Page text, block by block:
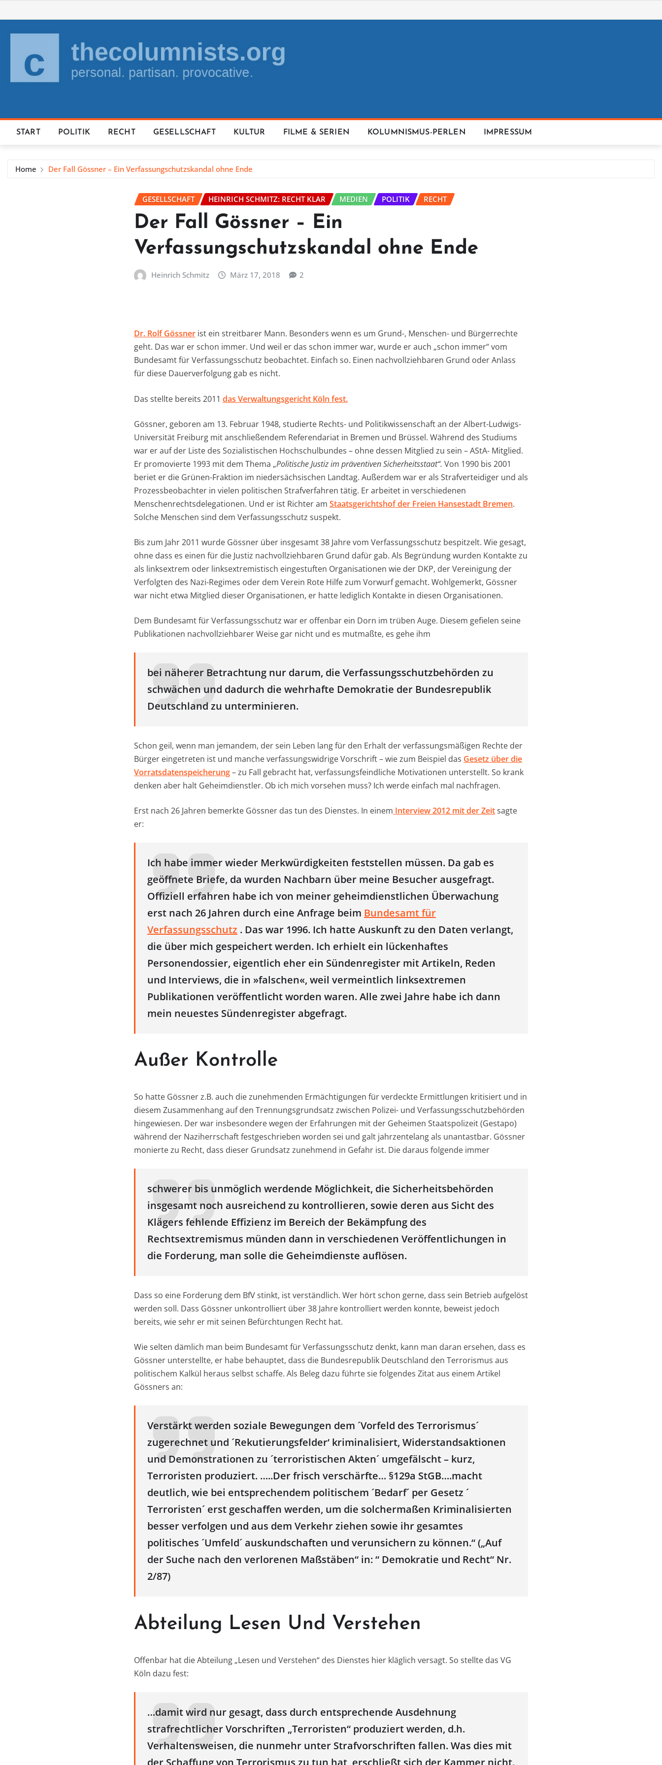
to
content
START POLITIK RECHT GESELLSCHAFT KULTUR FILME & SERIEN KOLUMNISMUS-PERLEN IMPRESSUM
Home Der Fall Gössner – Ein Verfassungschutzskandal ohne Ende
GESELLSCHAFT HEINRICH SCHMITZ: RECHT KLAR MEDIEN POLITIK RECHT
Der Fall Gössner – Ein
Verfassungschutzskandal ohne Ende
Heinrich Schmitz März 17, 2018 2
Dr. Rolf Gössner ist ein streitbarer Mann. Besonders wenn es um Grund-, Menschen- und Bürgerrechte
geht. Das war er schon immer. Und weil er das schon immer war, wurde er auch „schon immer“ vom
Bundesamt für Verfassungsschutz beobachtet. Einfach so. Einen nachvollziehbaren Grund oder Anlass
für diese Dauerverfolgung gab es nicht.
Das stellte bereits 2011 das Verwaltungsgericht Köln fest.
Gössner, geboren am 13. Februar 1948, studierte Rechts- und Politikwissenschaft an der Albert-Ludwigs-
Universität Freiburg mit anschließendem Referendariat in Bremen und Brüssel. Während des Studiums
war er auf der Liste des Sozialistischen Hochschulbundes – ohne dessen Mitglied zu sein – AStA- Mitglied.
Er promovierte 1993 mit dem Thema „Politische Justiz im präventiven Sicherheitsstaat“. Von 1990 bis 2001
beriet er die Grünen-Fraktion im niedersächsischen Landtag. Außerdem war er als Strafverteidiger und als
Prozessbeobachter in vielen politischen Strafverfahren tätig. Er arbeitet in verschiedenen
Menschenrechtsdelegationen. Und er ist Richter am Staatsgerichtshof der Freien Hansestadt Bremen.
Solche Menschen sind dem Verfassungsschutz suspekt.
Bis zum Jahr 2011 wurde Gössner über insgesamt 38 Jahre vom Verfassungsschutz bespitzelt. Wie gesagt,
ohne dass es einen für die Justiz nachvollziehbaren Grund dafür gab. Als Begründung wurden Kontakte zu
als linksextrem oder linksextremistisch eingestuften Organisationen wie der DKP, der Vereinigung der
Verfolgten des Nazi-Regimes oder dem Verein Rote Hilfe zum Vorwurf gemacht. Wohlgemerkt, Gössner
war nicht etwa Mitglied dieser Organisationen, er hatte lediglich Kontakte in diesen Organisationen.
Dem Bundesamt für Verfassungsschutz war er offenbar ein Dorn im trüben Auge. Diesem gefielen seine
Publikationen nachvollziehbarer Weise gar nicht und es mutmaßte, es gehe ihm
bei näherer Betrachtung nur darum, die Verfassungsschutzbehörden zu
schwächen und dadurch die wehrhafte Demokratie der Bundesrepublik
Deutschland zu unterminieren.
Schon geil, wenn man jemandem, der sein Leben lang für den Erhalt der verfassungsmäßigen Rechte der
Bürger eingetreten ist und manche verfassungswidrige Vorschrift – wie zum Beispiel das Gesetz über die
Vorratsdatenspeicherung– zu Fall gebracht hat, verfassungsfeindliche Motivationen unterstellt. So krank
denken aber halt Geheimdienstler. Ob ich mich vorsehen muss? Ich werde einfach mal nachfragen.
Erst nach 26 Jahren bemerkte Gössner das tun des Dienstes. In einem Interview 2012 mit der Zeitsagte
er:
Ich habe immer wieder Merkwürdigkeiten feststellen müssen. Da gab es
geöffnete Briefe, da wurden Nachbarn über meine Besucher ausgefragt.
Offiziell erfahren habe ich von meiner geheimdienstlichen Überwachung
erst nach 26 Jahren durch eine Anfrage beim Bundesamt für
Verfassungsschutz . Das war 1996. Ich hatte Auskunft zu den Daten verlangt,
die über mich gespeichert werden. Ich erhielt ein lückenhaftes
Personendossier, eigentlich eher ein Sündenregister mit Artikeln, Reden
und Interviews, die in »falschen«, weil vermeintlich linksextremen
Publikationen veröffentlicht worden waren. Alle zwei Jahre habe ich dann
mein neuestes Sündenregister abgefragt.
Außer Kontrolle
So hatte Gössner z.B. auch die zunehmenden Ermächtigungen für verdeckte Ermittlungen kritisiert und in
diesem Zusammenhang auf den Trennungsgrundsatz zwischen Polizei- und Verfassungsschutzbehörden
hingewiesen. Der war insbesondere wegen der Erfahrungen mit der Geheimen Staatspolizeit (Gestapo)
während der Naziherrschaft festgeschrieben worden sei und galt jahrzentelang als unantastbar. Gössner
monierte zu Recht, dass dieser Grundsatz zunehmend in Gefahr ist. Die daraus folgende immer
schwerer bis unmöglich werdende Möglichkeit, die Sicherheitsbehörden
insgesamt noch ausreichend zu kontrollieren, sowie deren aus Sicht des
Klägers fehlende Effizienz im Bereich der Bekämpfung des
Rechtsextremismus münden dann in verschiedenen Veröffentlichungen in
die Forderung, man solle die Geheimdienste auflösen.
Dass so eine Forderung dem BfV stinkt, ist verständlich. Wer hört schon gerne, dass sein Betrieb aufgelöst
werden soll. Dass Gössner unkontrolliert über 38 Jahre kontrolliert werden konnte, beweist jedoch
bereits, wie sehr er mit seinen Befürchtungen Recht hat.
Wie selten dämlich man beim Bundesamt für Verfassungsschutz denkt, kann man daran ersehen, dass es
Gössner unterstellte, er habe behauptet, dass die Bundesrepublik Deutschland den Terrorismus aus
politischem Kalkül heraus selbst schaffe. Als Beleg dazu führte sie folgendes Zitat aus einem Artikel
Gössners an:
Verstärkt werden soziale Bewegungen dem ´Vorfeld des Terrorismus´
zugerechnet und ´Rekutierungsfelder‘ kriminalisiert, Widerstandsaktionen
und Demonstrationen zu ´terroristischen Akten´ umgefälscht – kurz,
Terroristen produziert. …..Der frisch verschärfte… §129a StGB….macht
deutlich, wie bei entsprechendem politischem ´Bedarf´ per Gesetz ´
Terroristen´ erst geschaffen werden, um die solchermaßen Kriminalisierten
besser verfolgen und aus dem Verkehr ziehen sowie ihr gesamtes
politisches ´Umfeld´ auskundschaften und verunsichern zu können.“ („Auf
der Suche nach den verlorenen Maßstäben“ in: “ Demokratie und Recht“ Nr.
2/87)
Abteilung Lesen Und Verstehen
Offenbar hat die Abteilung „Lesen und Verstehen“ des Dienstes hier kläglich versagt. So stellte das VG
Köln dazu fest:
…damit wird nur gesagt, dass durch entsprechende Ausdehnung
strafrechtlicher Vorschriften „Terroristen“ produziert werden, d.h.
Verhaltensweisen, die nunmehr unter Strafvorschriften fallen. Was dies mit
der Schaffung von Terrorismus zu tun hat, erschließt sich der Kammer nicht.